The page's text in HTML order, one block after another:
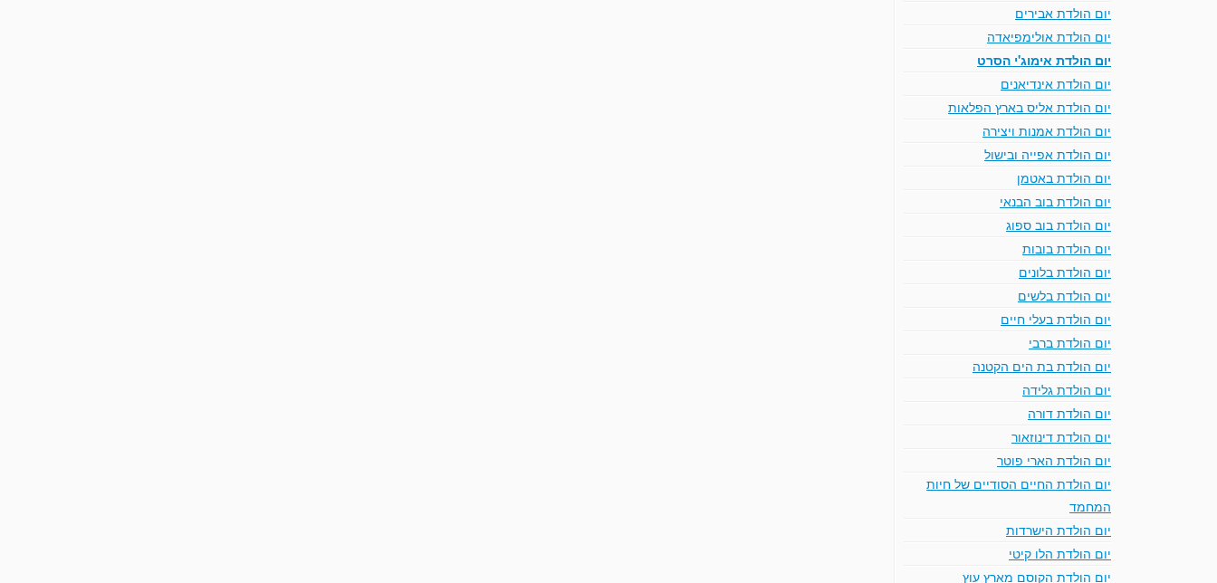
יום הולדת אבירים
יום הולדת אולימפיאדה
יום הולדת אימוג'י הסרט
יום הולדת אינדיאנים
יום הולדת אליס בארץ הפלאות
יום הולדת אמנות ויצירה
יום הולדת אפייה ובישול
יום הולדת באטמן
יום הולדת בוב הבנאי
יום הולדת בוב ספוג
יום הולדת בובות
יום הולדת בלונים
יום הולדת בלשים
יום הולדת בעלי חיים
יום הולדת ברבי
יום הולדת בת הים הקטנה
יום הולדת גלידה
יום הולדת דורה
יום הולדת דינוזאור
יום הולדת הארי פוטר
יום הולדת החיים הסודיים של חיות
המחמד
יום הולדת הישרדות
יום הולדת הלו קיטי
יום הולדת הקוסם מארץ עוץ